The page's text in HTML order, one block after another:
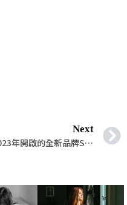
Next
2023年開啟的全新品牌SYZYGY x FREE VOYAGE AW23秋冬首發！與你邂逅於「一場意料之外的旅程」